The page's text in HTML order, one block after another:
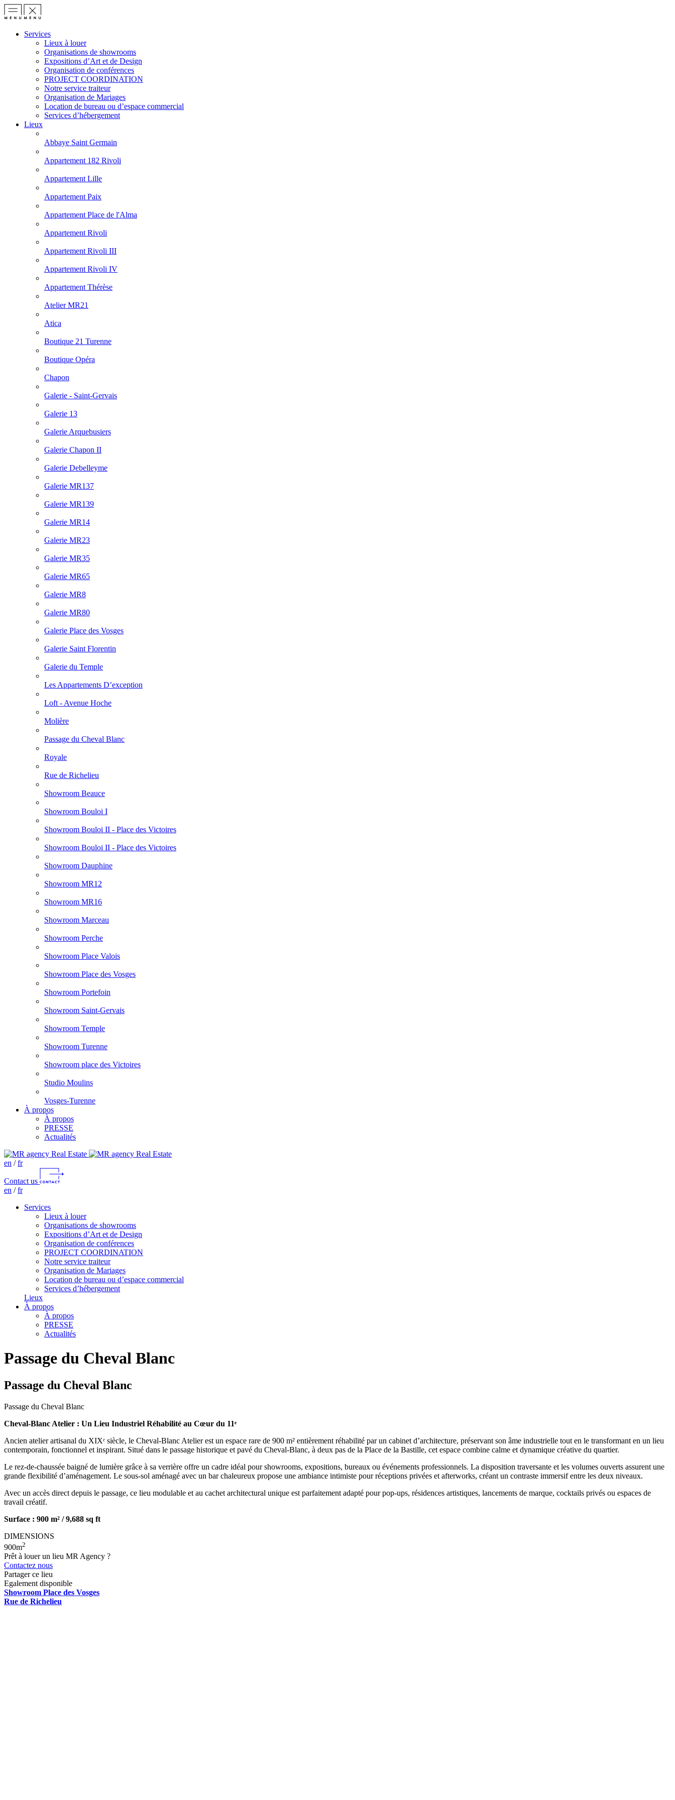
Services
Lieux à louer
Organisations de showrooms
Expositions d’Art et de Design
Organisation de conférences
PROJECT COORDINATION
Notre service traiteur
Organisation de Mariages
Location de bureau ou d’espace commercial
Services d’hébergement
Lieux
Abbaye Saint Germain
Appartement 182 Rivoli
Appartement Lille
Appartement Paix
Appartement Place de l'Alma
Appartement Rivoli
Appartement Rivoli III
Appartement Rivoli IV
Appartement Thérèse
Atelier MR21
Atica
Boutique 21 Turenne
Boutique Opéra
Chapon
Galerie - Saint-Gervais
Galerie 13
Galerie Arquebusiers
Galerie Chapon II
Galerie Debelleyme
Galerie MR137
Galerie MR139
Galerie MR14
Galerie MR23
Galerie MR35
Galerie MR65
Galerie MR8
Galerie MR80
Galerie Place des Vosges
Galerie Saint Florentin
Galerie du Temple
Les Appartements D’exception
Loft - Avenue Hoche
Molière
Passage du Cheval Blanc
Royale
Rue de Richelieu
Showroom Beauce
Showroom Bouloi I
Showroom Bouloi II - Place des Victoires
Showroom Bouloi II - Place des Victoires
Showroom Dauphine
Showroom MR12
Showroom MR16
Showroom Marceau
Showroom Perche
Showroom Place Valois
Showroom Place des Vosges
Showroom Portefoin
Showroom Saint-Gervais
Showroom Temple
Showroom Turenne
Showroom place des Victoires
Studio Moulins
Vosges-Turenne
À propos
À propos
PRESSE
Actualités
en /fr
Contact us
en /fr
Services
Lieux à louer
Organisations de showrooms
Expositions d’Art et de Design
Organisation de conférences
PROJECT COORDINATION
Notre service traiteur
Organisation de Mariages
Location de bureau ou d’espace commercial
Services d’hébergement
Lieux
À propos
À propos
PRESSE
Actualités
Passage du Cheval Blanc
Passage du Cheval Blanc
Passage du Cheval Blanc
Cheval-Blanc Atelier : Un Lieu Industriel Réhabilité au Cœur du 11ᵉ
Ancien atelier artisanal du XIXᵉ siècle, le Cheval-Blanc Atelier est un espace rare de 900 m² entièrement réhabilité par un cabinet d’architecture, préservant son âme industrielle tout en le transformant en un lieu
contemporain, fonctionnel et inspirant. Situé dans le passage historique et pavé du Cheval-Blanc, à deux pas de la Place de la Bastille, cet espace combine calme et dynamique créative du quartier.
Le rez-de-chaussée baigné de lumière grâce à sa verrière offre un cadre idéal pour showrooms, expositions, bureaux ou événements professionnels. La disposition traversante et les volumes ouverts assurent une
grande flexibilité d’aménagement. Le sous-sol aménagé avec un bar chaleureux propose une ambiance intimiste pour réceptions privées et afterworks, créant un contraste immersif entre les deux niveaux.
Avec un accès direct depuis le passage, ce lieu modulable et au cachet architectural unique est parfaitement adapté pour pop-ups, résidences artistiques, lancements de marque, cocktails privés ou espaces de
travail créatif.
Surface : 900 m² / 9,688 sq ft
DIMENSIONS
900m2
Prêt à louer un lieu MR Agency ?
Contactez nous
Partager ce lieu
Egalement disponible
Showroom Place des Vosges
Rue de Richelieu